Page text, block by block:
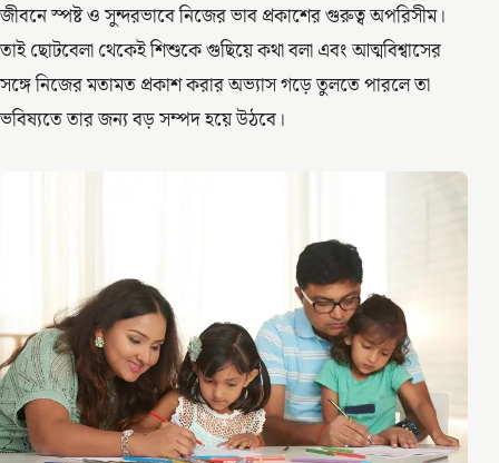
জীবনে স্পষ্ট ও সুন্দরভাবে নিজের ভাব প্রকাশের গুরুত্ব অপরিসীম।
তাই ছোটবেলা থেকেই শিশুকে গুছিয়ে কথা বলা এবং আত্মবিশ্বাসের
সঙ্গে নিজের মতামত প্রকাশ করার অভ্যাস গড়ে তুলতে পারলে তা
ভবিষ্যতে তার জন্য বড় সম্পদ হয়ে উঠবে।